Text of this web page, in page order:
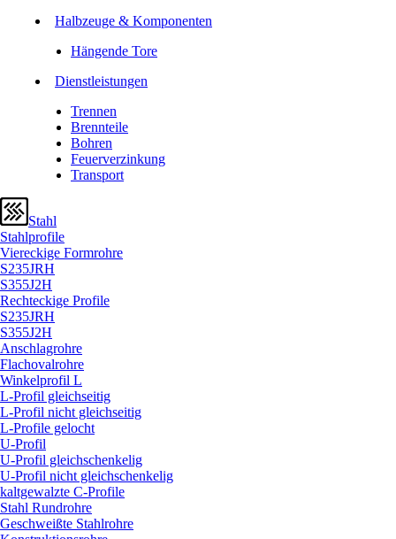
Halbzeuge & Komponenten
Hängende Tore
Dienstleistungen
Trennen
Brennteile
Bohren
Feuerverzinkung
Transport
Stahl
Stahlprofile
Viereckige Formrohre
S235JRH
S355J2H
Rechteckige Profile
S235JRH
S355J2H
Anschlagrohre
Flachovalrohre
Winkelprofil L
L-Profil gleichseitig
L-Profil nicht gleichseitig
L-Profile gelocht
U-Profil
U-Profil gleichschenkelig
U-Profil nicht gleichschenkelig
kaltgewalzte C-Profile
Stahl Rundrohre
Geschweißte Stahlrohre